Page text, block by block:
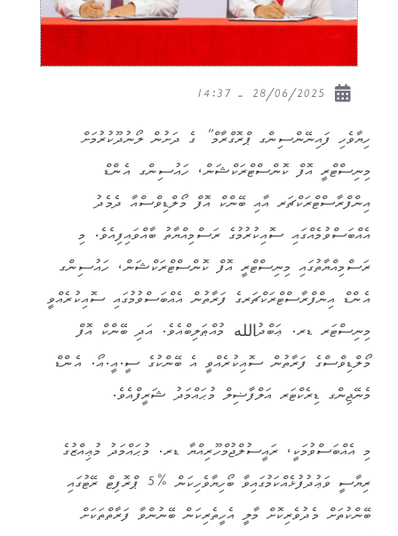
ހިޔާވެހި ފައިނޭންސިންގ ޕްރޮގްރާމް” ގެ ދަށުން ލޯނުދޫކުރުމަށް
މިނިސްޓްރީ އޮފް ކޮންސްޓްރަކްޝަން، ހައުސިންގ އެންޑް
އިންފްރާސްޓްރަކްޗަރ އާއި ބޭންކް އޮފް މޯލްޑިވްސްއާ ދެމެދު
އެއްބަސްވުމެއްގައި ސޮއިކުރުމުގެ ރަސްމިއްޔާތު ބާއްވައިފިއެވެ. މި
ރަސްމިއްޔާތުގައި މިނިސްޓްރީ އޮފް ކޮންސްޓްރަކްޝަން، ހައުސިންގ
އެންޑް އިންފްރާސްޓްރަކްޗަރގެ ފަރާތުން އެއްބަސްވުމުގައި ސޮއިކުރެއްވީ
މިނިސްޓަރ ޑރ. ޢަބްދުالله މުއްޠަލިބްއެވެ. އަދި ބޭންކް އޮފް
މޯލްޑިވްސްގެ ފަރާތުން ސޮއިކުރެއްވީ އެ ބޭންކުގެ ސީ.އީ.އޯ. އެންޑް
މެނޭޖިންގ ޑިރެކްޓަރ އަލްފާޟިލް މުޙައްމަދު ޝަރީފްއެވެ.
މި އެއްބަސްވުމަކީ، ރައީސުލްޖުމްހޫރިއްޔާ ޑރ. މުޙައްމަދު މުޢިއްޒުގެ
ރިޔާސީ ވަޢުދުފުޅެއްކަމުގައިވާ ބޯހިޔާވެހިކަން %5 ޕްރޮފިޓް ރޭޓުގައި
ބޭންކުތަށް މެދުވެރިކޮށް މާލީ އެހީތެރިކަން ބޭނުންވާ ފަރާތްތަކަށް